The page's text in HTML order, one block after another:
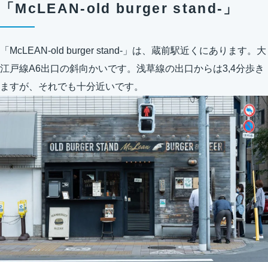
「McLEAN-old burger stand-」
「McLEAN-old burger stand-」は、蔵前駅近くにあります。大
江戸線A6出口の斜向かいです。浅草線の出口からは3,4分歩き
ますが、それでも十分近いです。